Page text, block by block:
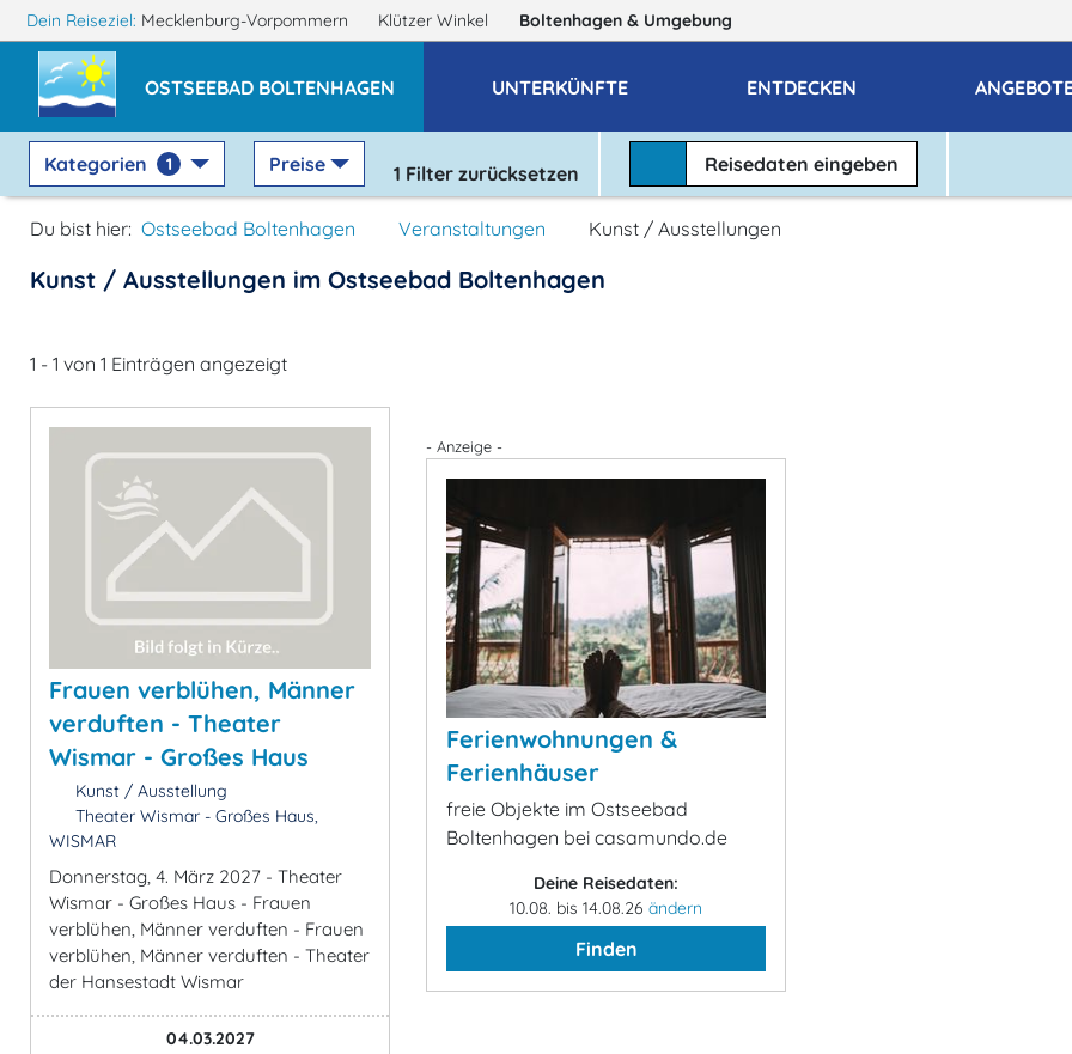
Dein Reiseziel: Mecklenburg-Vorpommern Klützer Winkel Boltenhagen & Umgebung
OSTSEEBAD BOLTENHAGEN UNTERKÜNFTE ENTDECKEN
Kategorien 1 Preise 1 Filter zurücksetzen Reisedateneingeben
Du bist hier: Ostseebad Boltenhagen Veranstaltungen Kunst / Ausstellungen
Kunst / Ausstellungen im Ostseebad Boltenhagen
1 - 1 von 1 Einträgen angezeigt
Frauen verblühen, Männer
verduften - Theater
Wismar - Großes Haus
Kunst / Ausstellung
Theater Wismar - Großes Haus,
WISMAR
Donnerstag, 4. März 2027 - Theater
Wismar - Großes Haus - Frauen
verblühen, Männer verduften - Frauen
verblühen, Männer verduften - Theater
der Hansestadt Wismar
04.03.2027
- Anzeige -
Ferienwohnungen &
Ferienhäuser
freie Objekte im Ostseebad
Boltenhagen bei casamundo.de
Deine Reisedaten:
10.08. bis 14.08.26 ändern
Finden